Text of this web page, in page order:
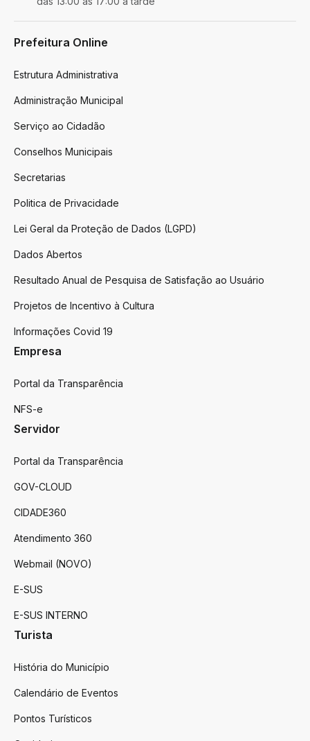
Prefeitura Online
Estrutura Administrativa
Administração Municipal
Serviço ao Cidadão
Conselhos Municipais
Secretarias
Politica de Privacidade
Lei Geral da Proteção de Dados (LGPD)
Dados Abertos
Resultado Anual de Pesquisa de Satisfação ao Usuário
Projetos de Incentivo à Cultura
Informações Covid 19
Empresa
Portal da Transparência
NFS-e
Servidor
Portal da Transparência
GOV-CLOUD
CIDADE360
Atendimento 360
Webmail (NOVO)
E-SUS
E-SUS INTERNO
Turista
História do Município
Calendário de Eventos
Pontos Turísticos